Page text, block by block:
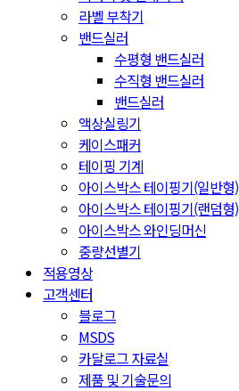
라벨 부착기
밴드실러
수평형 밴드실러
수직형 밴드실러
밴드실러
액상실링기
케이스패커
테이핑 기계
아이스박스 테이핑기(일반형)
아이스박스 테이핑기(랜덤형)
아이스박스 와인딩머신
중량선별기
적용영상
고객센터
블로그
MSDS
카달로그 자료실
제품 및 기술문의